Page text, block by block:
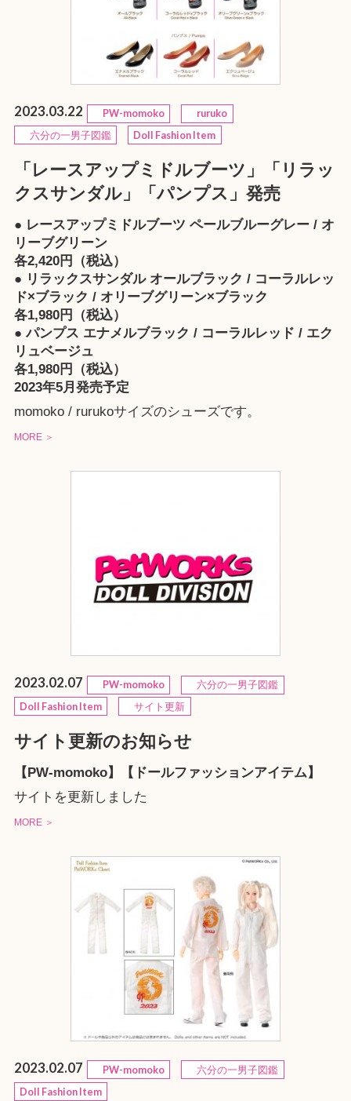
2023.03.22 PW-momoko
ruruko
六分の一男子図鑑
Doll Fashion Item
「レースアップミドルブーツ」「リラッ
クスサンダル」「パンプス」発売
● レースアップミドルブーツ ペールブルーグレー / オ
リーブグリーン
各2,420円（税込）
● リラックスサンダル オールブラック / コーラルレッ
ド×ブラック / オリーブグリーン×ブラック
各1,980円（税込）
● パンプス エナメルブラック / コーラルレッド / エク
リュベージュ
各1,980円（税込）
2023年5月発売予定
momoko / rurukoサイズのシューズです。
MORE ＞
2023.02.07 PW-momoko
六分の一男子図鑑
Doll Fashion Item
サイト更新
サイト更新のお知らせ
【PW-momoko】【ドールファッションアイテム】
サイトを更新しました
MORE ＞
2023.02.07 PW-momoko
六分の一男子図鑑
Doll Fashion Item